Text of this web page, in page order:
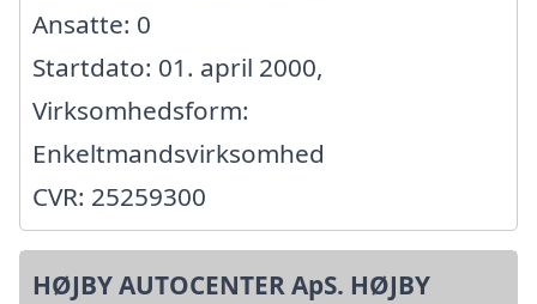
Ansatte: 0
Startdato: 01. april 2000,
Virksomhedsform:
Enkeltmandsvirksomhed
CVR: 25259300
HØJBY AUTOCENTER ApS. HØJBY